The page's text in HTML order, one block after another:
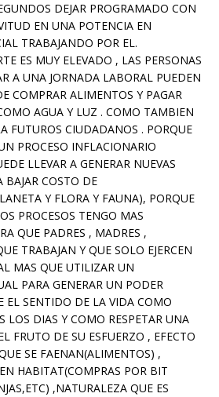
DEJAR PROGRAMADO CON
EN UNA POTENCIA EN
TRABAJANDO POR EL.
ES MUY ELEVADO , LAS PERSONAS
A UNA JORNADA LABORAL PUEDEN
COMPRAR ALIMENTOS Y PAGAR
AGUA Y LUZ . COMO TAMBIEN
FUTUROS CIUDADANOS . PORQUE
PROCESO INFLACIONARIO
LLEVAR A GENERAR NUEVAS
BAJAR COSTO DE
Y FLORA Y FAUNA), PORQUE
PROCESOS TENGO MAS
QUE PADRES , MADRES ,
TRABAJAN Y QUE SOLO EJERCEN
MAS QUE UTILIZAR UN
PARA GENERAR UN PODER
EL SENTIDO DE LA VIDA COMO
LOS DIAS Y COMO RESPETAR UNA
FRUTO DE SU ESFUERZO , EFECTO
SE FAENAN(ALIMENTOS) ,
HABITAT(COMPRAS POR BIT
,NATURALEZA QUE ES